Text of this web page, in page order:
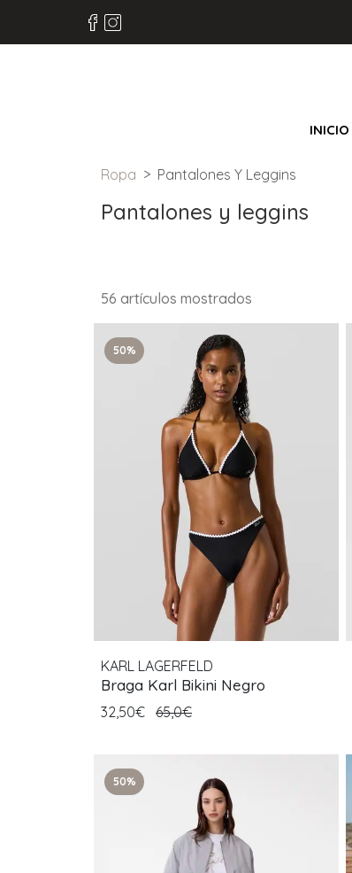
INICIO
Ropa Pantalones Y Leggins
Pantalones y leggins
56 artículos mostrados
50%
KARL LAGERFELD
Braga Karl Bikini Negro
32,50€ 65,0€
50%